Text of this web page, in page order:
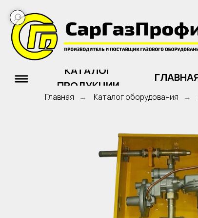
ПРОДУКЦИИ
Главная → Каталог оборудования →